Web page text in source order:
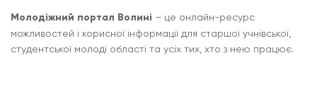
Молодіжний портал Волині – це онлайн-ресурс
можливостей і корисної інформації для старшої учнівської,
студентської молоді області та усіх тих, хто з нею працює.